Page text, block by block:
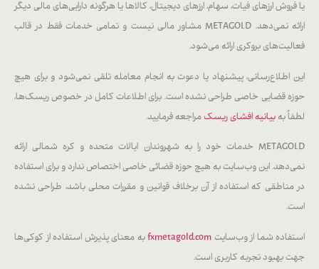
یا فروش ارزهای فیات، سهام، ارزهای دیجیتال، کالاها یا هرگونه دارایی‌های مالی دیگر
ارائه نمی‌دهد. METAGOLD مشاور مالی نیست و تمامی خدمات فقط در قالب
فعالیت‌های بروکری ارائه می‌شود.
این اطلاع‌رسانی، پیشنهاد یا دعوت به انجام معامله تلقی نمی‌شود و برای هیچ
حوزه قضایی خاصی طراحی نشده است. برای اطلاعات کامل در خصوص ریسک‌ها،
لطفاً بهبیانیه افشای ریسک مراجعه فرمایید.
METAGOLD خدمات خود را به شهروندان ایالات متحده و کره شمالی ارائه
نمی‌دهد. این وب‌سایت به هیچ حوزه قضائی خاصی اختصاص ندارد و برای استفاده
در مناطقی که استفاده از آن برخلاف قوانین و مقررات محلی باشد، طراحی نشده
است.
استفاده شما از وب‌سایت fxmetagold.comبه معنای پذیرش استفاده از کوکی‌ها
جهت بهبود تجربه کاربری است.